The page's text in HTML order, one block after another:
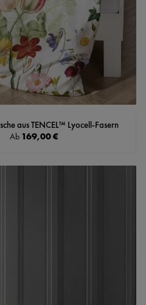
aus TENCEL™ Lyocell-Fasern
Regulärer Preis:
Ab 169,00 €